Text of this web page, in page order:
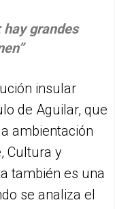
hay grandes
insular
de Aguilar, que
ambientación
Cultura y
también es una
se analiza el